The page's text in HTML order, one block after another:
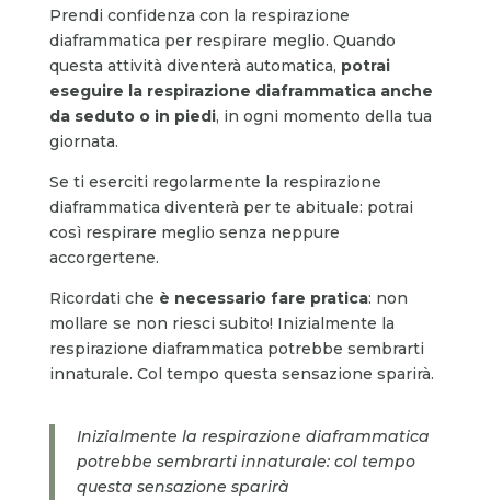
Prendi confidenza con la respirazione
diaframmatica per respirare meglio. Quando
questa attività diventerà automatica, potrai
eseguire la respirazione diaframmatica anche
da seduto o in piedi, in ogni momento della tua
giornata.
Se ti eserciti regolarmente la respirazione
diaframmatica diventerà per te abituale: potrai
così respirare meglio senza neppure
accorgertene.
Ricordati che è necessario fare pratica: non
mollare se non riesci subito! Inizialmente la
respirazione diaframmatica potrebbe sembrarti
innaturale. Col tempo questa sensazione sparirà.
Inizialmente la respirazione diaframmatica
potrebbe sembrarti innaturale: col tempo
questa sensazione sparirà